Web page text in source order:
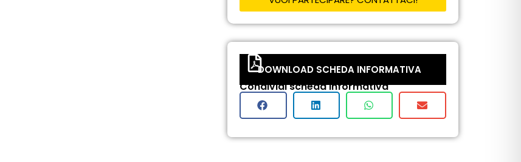
DOWNLOAD SCHEDA INFORMATIVA
Condividi scheda informativa